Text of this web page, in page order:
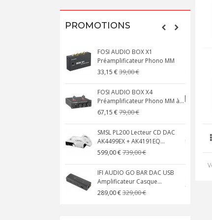
PROMOTIONS
FOSI AUDIO BOX X1
Préamplificateur Phono MM
33,15 €39,00 €
FOSI AUDIO BOX X4
Préamplificateur Phono MM à...
67,15 €79,00 €
SMSL PL200 Lecteur CD DAC
AK4499EX + AK4191EQ...
599,00 €739,00 €
IFI AUDIO GO BAR DAC USB
Amplificateur Casque...
289,00 €329,00 €